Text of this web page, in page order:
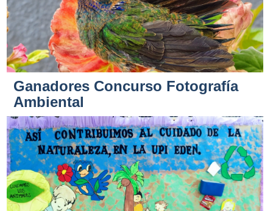
Ganadores Concurso Fotografía
Ambiental